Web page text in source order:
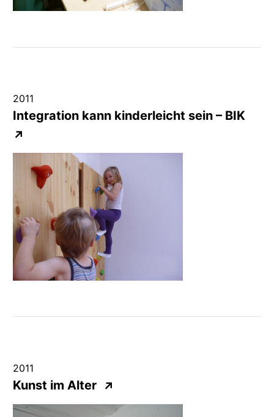
Integration kann kinderleicht sein – BIK
↗
2011
Kunst im Alter ↗
2011